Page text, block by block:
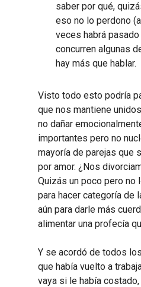
saber por qué,
eso no lo perdono
veces habrá
concurren algunas
hay más que hablar.
Visto todo esto podría
que nos mantiene
no dañar
importantes pero no
mayoría de parejas que
por amor. ¿Nos
Quizás un poco pero no
para hacer categoría de
aún para darle más
alimentar una profecía
Y se acordó de todos
que había vuelto a
vaya si le había